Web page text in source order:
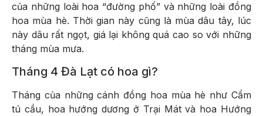
của những loài hoa “đường phố” và những loài đồng
hoa mùa hè. Thời gian này cũng là mùa dâu tây, lúc
này dâu rất ngọt, giá lại không quá cao so với những
tháng mùa mưa.
Tháng 4 Đà Lạt có hoa gì?
Tháng của những cánh đồng hoa mùa hè như Cẩm
tú cầu, hoa hướng dương ở Trại Mát và hoa Hướng